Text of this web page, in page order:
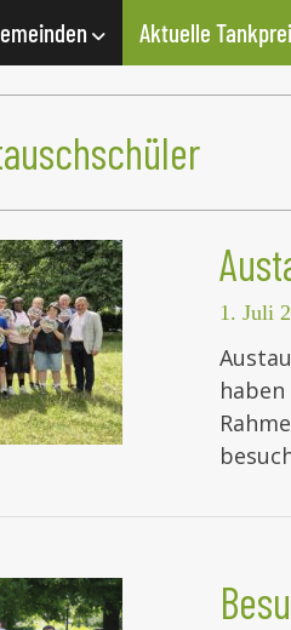
Aktuelle
1. Juli